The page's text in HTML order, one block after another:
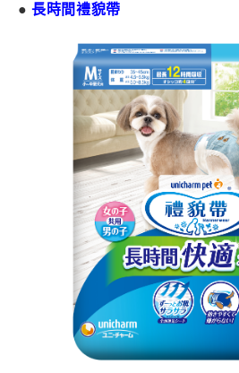
●長時間禮貌帶